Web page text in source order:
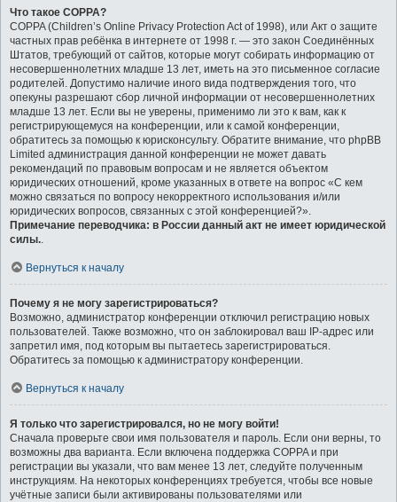
Что такое COPPA?
COPPA (Children’s Online Privacy Protection Act of 1998), или Акт о защите
частных прав ребёнка в интернете от 1998 г. — это закон Соединённых
Штатов, требующий от сайтов, которые могут собирать информацию от
несовершеннолетних младше 13 лет, иметь на это письменное согласие
родителей. Допустимо наличие иного вида подтверждения того, что
опекуны разрешают сбор личной информации от несовершеннолетних
младше 13 лет. Если вы не уверены, применимо ли это к вам, как к
регистрирующемуся на конференции, или к самой конференции,
обратитесь за помощью к юрисконсульту. Обратите внимание, что phpBB
Limited администрация данной конференции не может давать
рекомендаций по правовым вопросам и не является объектом
юридических отношений, кроме указанных в ответе на вопрос «С кем
можно связаться по вопросу некорректного использования и/или
юридических вопросов, связанных с этой конференцией?».
Примечание переводчика: в России данный акт не имеет юридической
силы..
Вернуться к началу
Почему я не могу зарегистрироваться?
Возможно, администратор конференции отключил регистрацию новых
пользователей. Также возможно, что он заблокировал ваш IP-адрес или
запретил имя, под которым вы пытаетесь зарегистрироваться.
Обратитесь за помощью к администратору конференции.
Вернуться к началу
Я только что зарегистрировался, но не могу войти!
Сначала проверьте свои имя пользователя и пароль. Если они верны, то
возможны два варианта. Если включена поддержка COPPA и при
регистрации вы указали, что вам менее 13 лет, следуйте полученным
инструкциям. На некоторых конференциях требуется, чтобы все новые
учётные записи были активированы пользователями или